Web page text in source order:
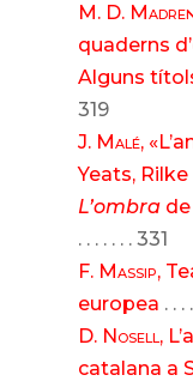
M. D.
quaderns
Alguns
319
J. Malé,
Yeats,
L’ombrade
. . . . . . . 331
F. Massip,
europea . . .
D. Nosell,
catalana a